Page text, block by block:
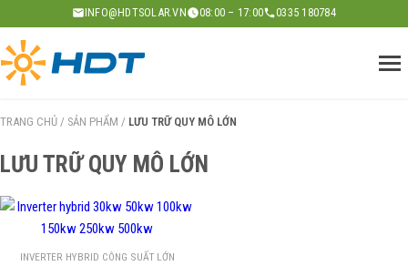
to
content
INFO@HDTSOLAR.VN 08:00 – 17:00 0335 180784
TRANG CHỦ / SẢN PHẨM / LƯU TRỮ QUY MÔ LỚN
LƯU TRỮ QUY MÔ LỚN
INVERTER HYBRID CÔNG SUẤT LỚN